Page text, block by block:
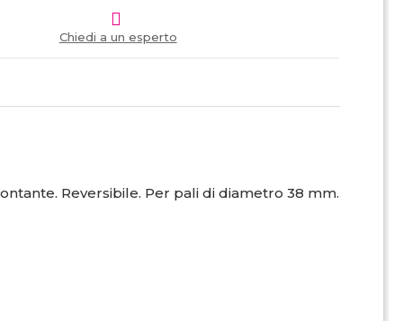
Chiedi a un esperto
Reversibile. Per pali di diametro 38 mm.